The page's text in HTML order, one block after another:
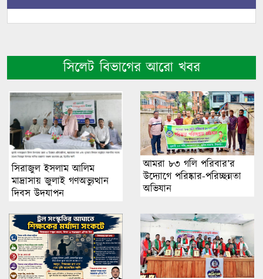
সিলেট বিভাগের আরো খবর
সিরাজুল ইসলাম আলিম
মাদ্রাসায় জুলাই গণঅভ্যুত্থান
দিবস উদযাপন
আমরা ৮৩ গলি পরিবার’র
উদ্যোগে পরিষ্কার-পরিচ্ছন্নতা
অভিযান